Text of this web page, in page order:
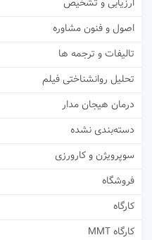
اصول و فنون مشاوره
تالیفات و ترجمه ها
تحلیل روانشناختی فیلم
درمان هیجان مدار
دسته‌بندی نشده
سوپرویژن و کارورزی
فروشگاه
کارگاه
کارگاه MMT